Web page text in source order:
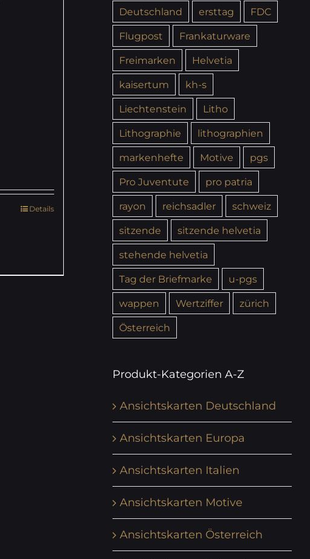
Details
Deutschland
ersttag
FDC
Flugpost
Frankaturware
Freimarken
Helvetia
kaisertum
kh-s
Liechtenstein
Litho
Lithographie
lithographien
markenhefte
Motive
pgs
Pro Juventute
pro patria
rayon
reichsadler
schweiz
sitzende
sitzende helvetia
stehende helvetia
Tag der Briefmarke
u-pgs
wappen
Wertziffer
zürich
Österreich
Produkt-Kategorien A-Z
Ansichtskarten Deutschland
Ansichtskarten Europa
Ansichtskarten Italien
Ansichtskarten Motive
Ansichtskarten Österreich